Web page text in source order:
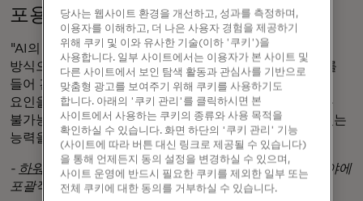
포용성을 위한 AI 활용에 대해
"AI의 '눈'은 데이터를 관통하여 인간의 능력을 넘어서는
방식으로 상황을 연구할 수 있는 능력을 갖추고 있어, 예를
들어 건강 결과에 영향을 미치는 서로 다른 사회적 결정
요인을 연결할 수도 있습니다. AI의 렌즈를 통해 이전에는
불가능했던 새로운 치료법, 새로운 치료법을 개발할 수 있는
능력을 갖추게 될 것입니다."
- 하워드 대학교의벤 빈슨 3세 총장이 AI가 이미 의료 분야에
포괄적인 영향을 미치고 있는 방법에 대해 이야기합니다.
당사는 웹사이트 환경을 개선하고, 성과를 측정하며,
이용자를 이해하고, 더 나은 사용자 경험을 제공하기
위해 쿠키 및 이와 유사한 기술(이하 '쿠키')을
사용합니다. 일부 사이트에서는 이용자가 본 사이트 및
다른 사이트에서 보인 탐색 활동과 관심사를 기반으로
맞춤형 광고를 보여주기 위해 쿠키를 사용하기도
합니다. 아래의 '쿠키 관리'를 클릭하시면 본
사이트에서 사용하는 쿠키의 종류와 사용 목적을
확인하실 수 있습니다. 화면 하단의 '쿠키 관리' 기능
(사이트에 따라 버튼 대신 링크로 제공될 수 있습니다)
을 통해 언제든지 동의 설정을 변경하실 수 있으며,
사이트 운영에 반드시 필요한 쿠키를 제외한 일부 또는
전체 쿠키에 대한 동의를 거부하실 수 있습니다.